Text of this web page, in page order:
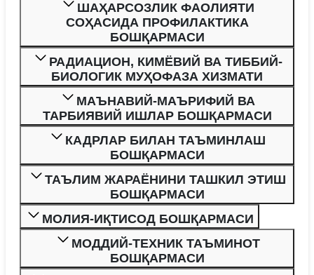
ШАҲАРСОЗЛИК ФАОЛИЯТИ
СОҲАСИДА ПРОФИЛАКТИКА
БОШҚАРМАСИ
РАДИАЦИОН, КИМЁВИЙ ВА ТИББИЙ-
БИОЛОГИК МУҲОФАЗА ХИЗМАТИ
МАЪНАВИЙ-МАЪРИФИЙ ВА
ТАРБИЯВИЙ ИШЛАР БОШҚАРМАСИ
КАДРЛАР БИЛАН ТАЪМИНЛАШ
БОШҚАРМАСИ
ТАЪЛИМ ЖАРАЁНИНИ ТАШКИЛ ЭТИШ
БОШҚАРМАСИ
МОЛИЯ-ИҚТИСОД БОШҚАРМАСИ
МОДДИЙ-ТEХНИК ТАЪМИНОТ
БОШҚАРМАСИ